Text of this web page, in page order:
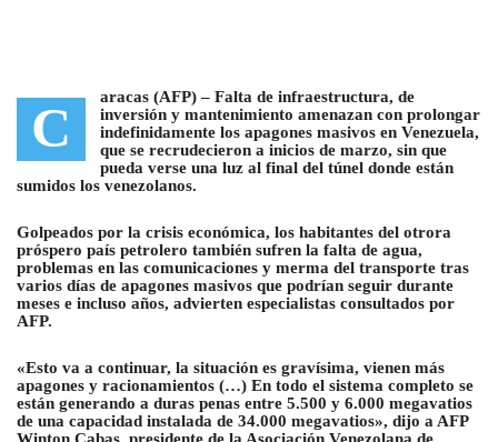
C aracas (AFP) – Falta de infraestructura, de
inversión y mantenimiento amenazan con prolongar
indefinidamente los apagones masivos en Venezuela,
que se recrudecieron a inicios de marzo, sin que
pueda verse una luz al final del túnel donde están
sumidos los venezolanos.
Golpeados por la crisis económica, los habitantes del otrora
próspero país petrolero también sufren la falta de agua,
problemas en las comunicaciones y merma del transporte tras
varios días de apagones masivos que podrían seguir durante
meses e incluso años, advierten especialistas consultados por
AFP.
«Esto va a continuar, la situación es gravísima, vienen más
apagones y racionamientos (…) En todo el sistema completo se
están generando a duras penas entre 5.500 y 6.000 megavatios
de una capacidad instalada de 34.000 megavatios», dijo a AFP